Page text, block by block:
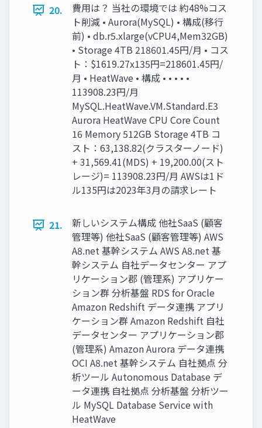
20.
費用は？ 当社の環境では 約48%コス
ト削減 • Aurora(MySQL) • 構成(移行
前) • db.r5.xlarge(vCPU4,Mem32GB)
• Storage 4TB 218601.45円/月 • コス
ト：$1619.27x135円=218601.45円/
月 • HeatWave • 構成 • • • • •
113908.23円/月
MySQL.HeatWave.VM.Standard.E3
Aurora HeatWave CPU Core Count
16 Memory 512GB Storage 4TB コ
スト：63,138.82(クラスターノード)
+ 31,569.41(MDS) + 19,200.00(スト
レージ)= 113908.23円/月 AWSは1ド
ル135円は2023年3月の請求レート
21.
新しいシステム構成 他社SaaS (顧客
管理等) 他社SaaS (顧客管理等) AWS
A8.net 基幹システム AWS A8.net 基
幹システム 自社データセンター アプ
リケーション郡 (管理系) アプリケー
ション群 分析基盤 RDS for Oracle
Amazon Redshift データ連携 アプリ
ケーション群 Amazon Redshift 自社
データセンター アプリケーション郡
(管理系) Amazon Aurora データ連携
OCI A8.net 基幹システム 自社拠点 分
析ツール Autonomous Database デ
ータ連携 自社拠点 分析基盤 分析ツー
ル MySQL Database Service with
HeatWave